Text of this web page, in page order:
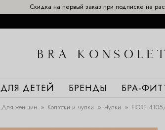
Скидка на первый заказ при подписке на
ДЛЯ ДЕТЕЙ БРЕНДЫ БРА-
Для женщин Колготки и чулки Чулки FIORE